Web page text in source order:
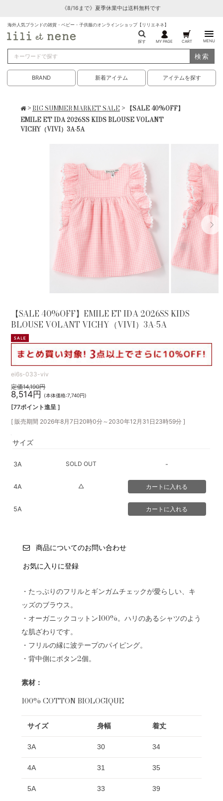
《8/16まで》夏季休業中は送料無料です
海外人気ブランドの雑貨・ベビー・子供服のオンラインショップ【リリエネネ】
探す MY PAGE CART MENU
検索
BRAND 新着アイテム アイテムを探す
> BIG SUMMER MARKET SALE > 【SALE 40%OFF】
EMILE ET IDA 2026SS KIDS BLOUSE VOLANT
VICHY（VIVI）3A-5A
【SALE 40%OFF】EMILE ET IDA 2026SS KIDS
BLOUSE VOLANT VICHY（VIVI）3A-5A
ei6s-033-viv
定価14,190円
8,514円 (本体価格:7,740円)
[77ポイント進呈 ]
[ 販売期間 2026年8月7日20時0分～ 2030年12月31日23時59分 ]
サイズ
3A SOLD OUT -
4A △
5A
商品についてのお問い合わせ
お気に入りに登録
・たっぷりのフリルとギンガムチェックが愛らしい、キ
ッズのブラウス。
・オーガニックコットン100%。ハリのあるシャツのよう
な肌ざわりです。
・フリルの縁に波テープのパイピング。
・背中側にボタン2個。
素材：
100% COTTON BIOLOGIQUE
サイズ 身幅 着丈
3A 30 34
4A 31 35
5A 33 39